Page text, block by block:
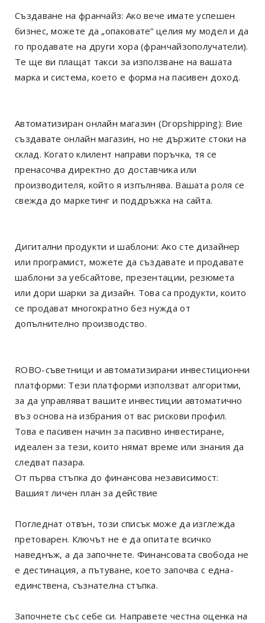
Създаване на франчайз: Ако вече имате успешен
бизнес, можете да „опаковате“ целия му модел и да
го продавате на други хора (франчайзополучатели).
Те ще ви плащат такси за използване на вашата
марка и система, което е форма на пасивен доход.
Автоматизиран онлайн магазин (Dropshipping): Вие
създавате онлайн магазин, но не държите стоки на
склад. Когато клилент направи поръчка, тя се
пренасочва директно до доставчика или
производителя, който я изпълнява. Вашата роля се
свежда до маркетинг и поддръжка на сайта.
Дигитални продукти и шаблони: Ако сте дизайнер
или програмист, можете да създавате и продавате
шаблони за уебсайтове, презентации, резюмета
или дори шарки за дизайн. Това са продукти, които
се продават многократно без нужда от
допълнително производство.
ROBO-съветници и автоматизирани инвестиционни
платформи: Тези платформи използват алгоритми,
за да управляват вашите инвестиции автоматично
въз основа на избрания от вас рискови профил.
Това е пасивен начин за пасивно инвестиране,
идеален за тези, които нямат време или знания да
следват пазара.
От първа стъпка до финансова независимост:
Вашият личен план за действие
Погледнат отвън, този списък може да изглежда
претоварен. Ключът не е да опитате всичко
наведнъж, а да започнете. Финансовата свобода не
е дестинация, а пътуване, което започва с една-
единствена, съзнателна стъпка.
Започнете със себе си. Направете честна оценка на